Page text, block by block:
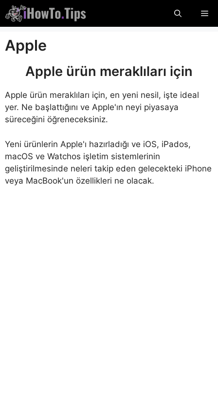
İçeriğe
atla
Apple
Apple ürün meraklıları için
Apple ürün meraklıları için, en yeni nesil, işte ideal
yer. Ne başlattığını ve Apple'ın neyi piyasaya
süreceğini öğreneceksiniz.
Yeni ürünlerin Apple'ı hazırladığı ve iOS, iPados,
macOS ve Watchos işletim sistemlerinin
geliştirilmesinde neleri takip eden gelecekteki iPhone
veya MacBook'un özellikleri ne olacak.